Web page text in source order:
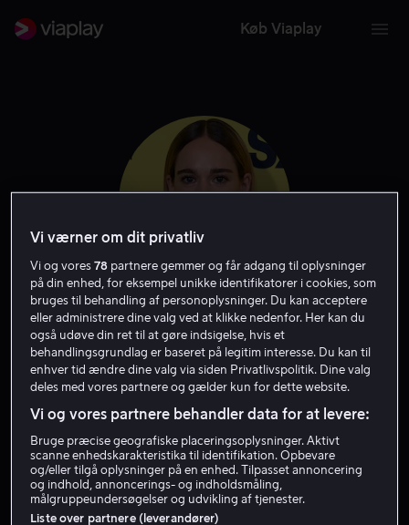
Køb Viaplay
Matilda Anna Ingrid
Lutz
Skuespiller
Vi værner om dit privatliv
Vi og vores78 partnere gemmer og får adgang til oplysninger
på din enhed, for eksempel unikke identifikatorer i cookies, som
bruges til behandling af personoplysninger. Du kan acceptere
eller administrere dine valg ved at klikke nedenfor. Her kan du
også udøve din ret til at gøre indsigelse, hvis et
behandlingsgrundlag er baseret på legitim interesse. Du kan til
enhver tid ændre dine valg via siden Privatlivspolitik. Dine valg
deles med vores partnere og gælder kun for dette website.
Vi og vores partnere behandler data for at levere:
Bruge præcise geografiske placeringsoplysninger. Aktivt
scanne enhedskarakteristika til identifikation. Opbevare
og/eller tilgå oplysninger på en enhed. Tilpasset annoncering
og indhold, annoncerings- og indholdsmåling,
målgruppeundersøgelser og udvikling af tjenester.
Liste over partnere (leverandører)